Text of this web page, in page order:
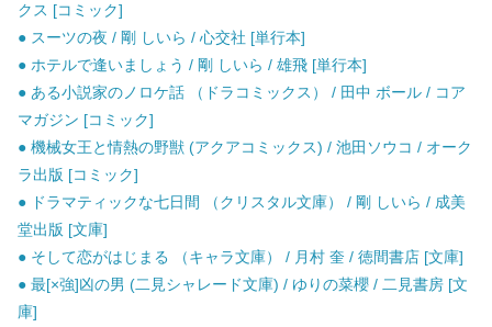
クス [コミック]
● スーツの夜 / 剛 しいら / 心交社 [単行本]
● ホテルで逢いましょう / 剛 しいら / 雄飛 [単行本]
● ある小説家のノロケ話 （ドラコミックス） / 田中 ボール / コア
マガジン [コミック]
● 機械女王と情熱の野獣 (アクアコミックス) / 池田ソウコ / オーク
ラ出版 [コミック]
● ドラマティックな七日間 （クリスタル文庫） / 剛 しいら / 成美
堂出版 [文庫]
● そして恋がはじまる （キャラ文庫） / 月村 奎 / 徳間書店 [文庫]
● 最[×強]凶の男 (二見シャレード文庫) / ゆりの菜櫻 / 二見書房 [文
庫]